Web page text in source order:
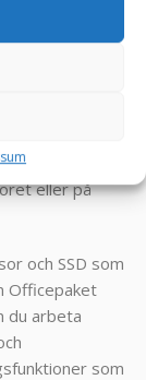
design
alla
eller på
och SSD som
Officepaket
du arbeta
som